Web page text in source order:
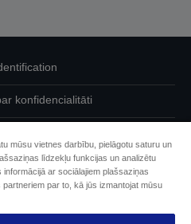
konfidencialitāti
par saviem datiem
mūsu vietnes darbību, pielāgotu saturu un
līdzekļu funkcijas un analizētu
ar sociālajiem plašsaziņas
par to, kā jūs izmantojat mūsu